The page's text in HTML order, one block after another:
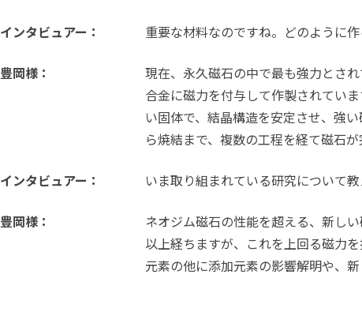
インタビュアー 重要な材料なのですね。どのように
豊岡様
現在、永久磁石の中で最も強力とさ
合金に磁力を付与して作製されてい
い固体で、結晶構造を安定させ、強
ら焼結まで、複数の工程を経て磁石が
インタビュアー いま取り組まれている研究について教
豊岡様
ネオジム磁石の性能を超える、新し
以上経ちますが、これを上回る磁力
元素の他に添加元素の影響解明や、新